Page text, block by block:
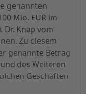
genannten
Mio. EUR im
Knap vom
Zu diesem
genannte Betrag
des Weiteren
Geschäften